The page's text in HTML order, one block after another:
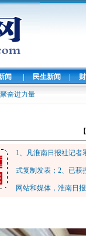
闻 | 民生新闻 |
奋进力量
1、凡淮南日报社记
式复制发表；2、已获
网站和媒体，淮南日